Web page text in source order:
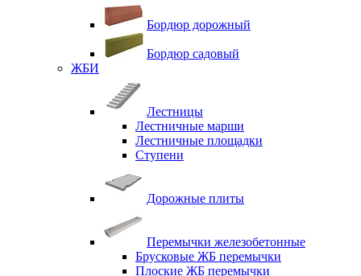
Бордюр дорожный
Бордюр садовый
ЖБИ
Лестницы
Лестничные марши
Лестничные площадки
Ступени
Дорожные плиты
Перемычки железобетонные
Брусковые ЖБ перемычки
Плоские ЖБ перемычки